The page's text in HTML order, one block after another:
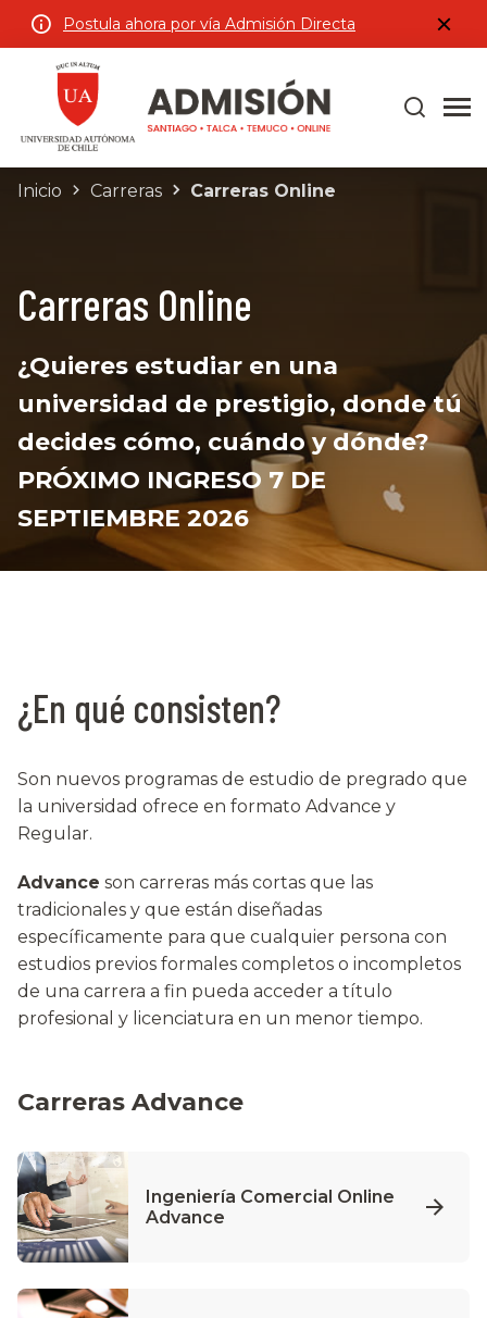
Postula ahora por vía Admisión Directa
Inicio Carreras Carreras Online
Carreras Online
¿Quieres estudiar en una
universidad de prestigio, donde tú
decides cómo, cuándo y dónde?
PRÓXIMO INGRESO 7 DE
SEPTIEMBRE 2026
¿En qué consisten?
Son nuevos programas de estudio de pregrado que
la universidad ofrece en formato Advance y
Regular.
Advance son carreras más cortas que las
tradicionales y que están diseñadas
específicamente para que cualquier persona con
estudios previos formales completos o incompletos
de una carrera a fin pueda acceder a título
profesional y licenciatura en un menor tiempo.
Carreras Advance
Ingeniería Comercial Online
Advance